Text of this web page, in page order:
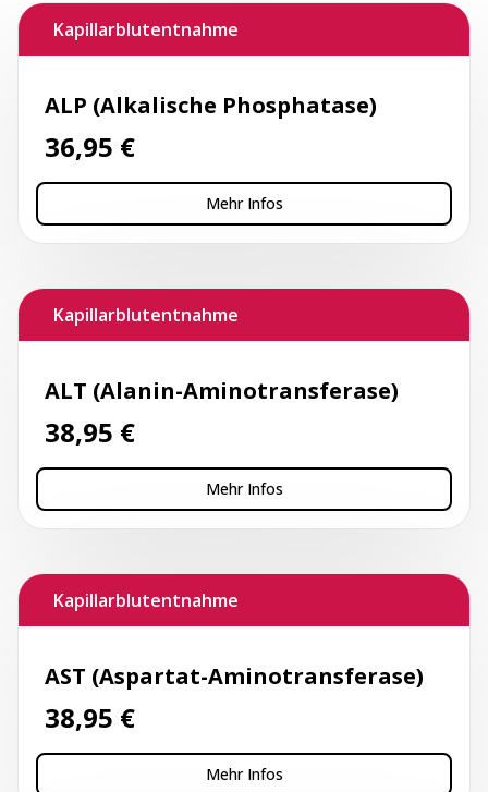
Kapillarblutentnahme
ALP (Alkalische Phosphatase)
36,95 €
Mehr Infos
Kapillarblutentnahme
ALT (Alanin-Aminotransferase)
38,95 €
Mehr Infos
Kapillarblutentnahme
AST (Aspartat-Aminotransferase)
38,95 €
Mehr Infos